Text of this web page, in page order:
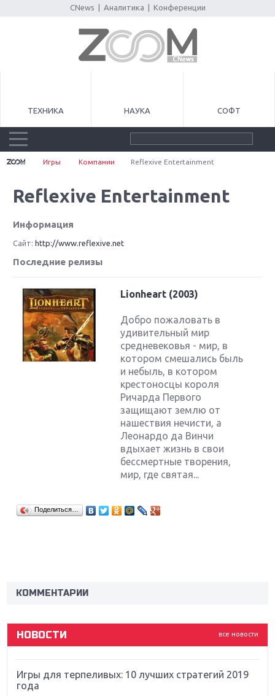
CNews Аналитика Конференции
ТЕХНИКА НАУКА СОФТ
Игры Компании Reflexive Entertainment
Reflexive Entertainment
Информация
Сайт: http://www.reflexive.net
Последние релизы
Lionheart (2003)
Добро пожаловать в
удивительный мир
средневековья - мир, в
котором смешались быль
и небыль, в котором
крестоносцы короля
Ричарда Первого
защищают землю от
нашествия нечисти, а
Леонардо да Винчи
вдыхает жизнь в свои
бессмертные творения,
мир, где святая...
Поделиться…
КОММЕНТАРИИ
все новости
НОВОСТИ
Far Cry 5: хвалить нельзя ругать
Игры для терпеливых: 10 лучших стратегий 2019
года